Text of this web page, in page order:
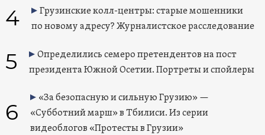
4
Грузинские колл-центры: старые мошенники
по новому адресу? Журналистское расследование
5
Определились семеро претендентов на пост
президента Южной Осетии. Портреты и спойлеры
6
«За безопасную и сильную Грузию» —
«Субботний марш» в Тбилиси. Из серии
видеоблогов «Протесты в Грузии»